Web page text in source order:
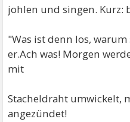
johlen und singen. Kurz:
"Was ist denn los,
er.Ach was! Morgen
mit
Stacheldraht umwickelt,
angezündet!